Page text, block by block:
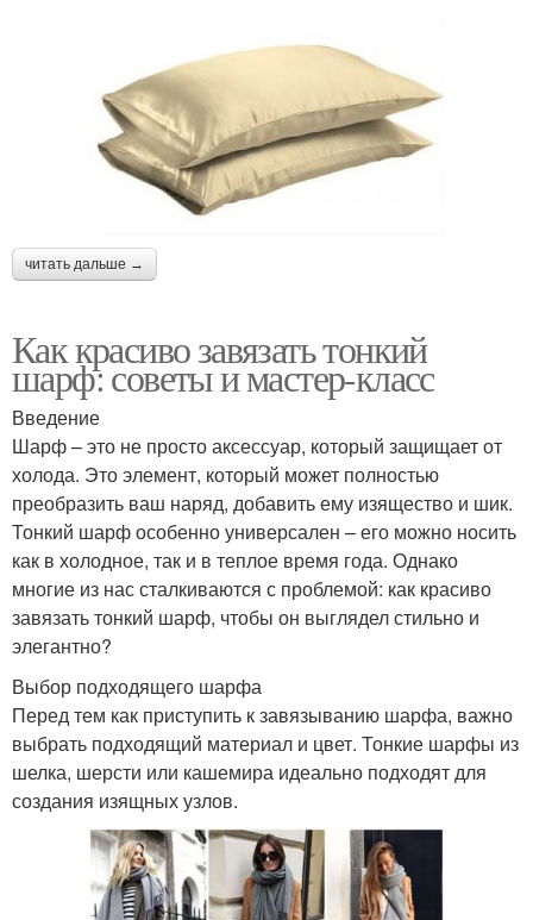
читать дальше →
Как красиво завязать тонкий
шарф: советы и мастер-класс
Введение
Шарф – это не просто аксессуар, который защищает от
холода. Это элемент, который может полностью
преобразить ваш наряд, добавить ему изящество и шик.
Тонкий шарф особенно универсален – его можно носить
как в холодное, так и в теплое время года. Однако
многие из нас сталкиваются с проблемой: как красиво
завязать тонкий шарф, чтобы он выглядел стильно и
элегантно?
Выбор подходящего шарфа
Перед тем как приступить к завязыванию шарфа, важно
выбрать подходящий материал и цвет. Тонкие шарфы из
шелка, шерсти или кашемира идеально подходят для
создания изящных узлов.